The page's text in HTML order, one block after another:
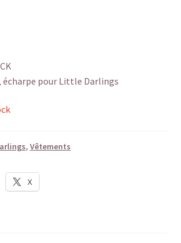
écharpe pour Little Darlings
, Vêtements
X